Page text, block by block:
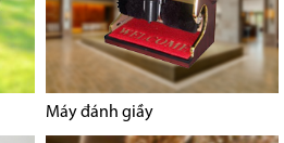
Máy đánh giầy